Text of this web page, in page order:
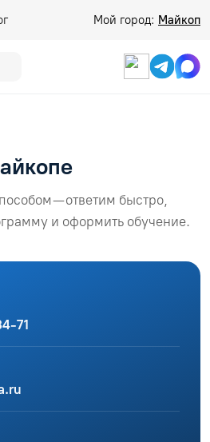
Мой город: Майкоп
— ответим быстро,
и оформить обучение.
71